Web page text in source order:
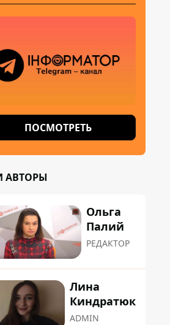
ПОСМОТРЕТЬ
АВТОРЫ
Ольга
Палий
РЕДАКТОР
Лина
Киндратюк
ADMIN